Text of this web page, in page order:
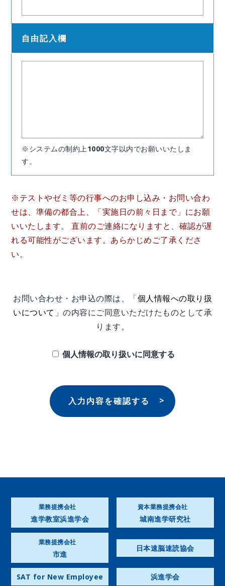
自由記入欄
※システムの制約上1000文字以内でお願いいたしま
す。
※テストやゼミ等の行事へのお申し込み・お問い合わ
せは、準備の都合上、「実施日の前々日まで」にお願
いいたします。 直前のご連絡になりますと、確認が遅
れる可能性がございます。あらかじめご了承くださ
い。
お問い合わせ・お申込の際は、「個人情報への取り扱
いについて 」の内容にご同意いただけたものとして承
ります。
個人情報の取り扱いに同意する
入力内容を確認する
業務提携会社
進学教室浜進学会
資本業務提携会社
城南進学研究社
業務提携会社
市進
日本速脳速読協会
SAT for New Employee 浜進学会